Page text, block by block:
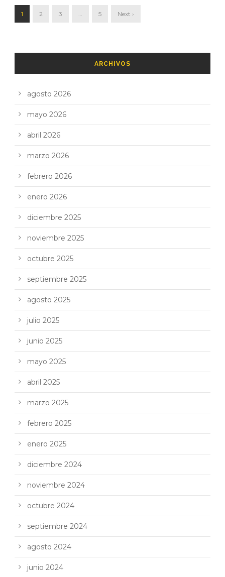
1 2 3 5 Next ›
ARCHIVOS
agosto 2026
mayo 2026
abril 2026
marzo 2026
febrero 2026
enero 2026
diciembre 2025
noviembre 2025
octubre 2025
septiembre 2025
agosto 2025
julio 2025
junio 2025
mayo 2025
abril 2025
marzo 2025
febrero 2025
enero 2025
diciembre 2024
noviembre 2024
octubre 2024
septiembre 2024
agosto 2024
junio 2024